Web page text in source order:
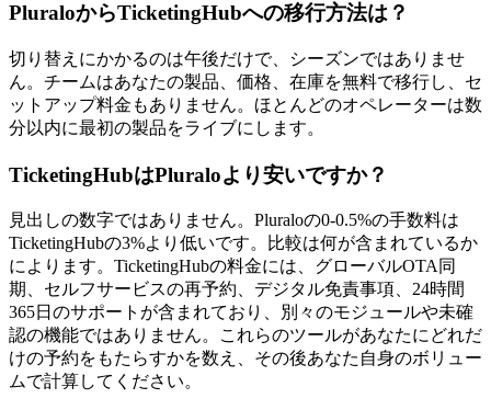
PluraloからTicketingHubへの移行方法は？
切り替えにかかるのは午後だけで、シーズンではありませ
ん。チームはあなたの製品、価格、在庫を無料で移行し、セ
ットアップ料金もありません。ほとんどのオペレーターは数
分以内に最初の製品をライブにします。
TicketingHubはPluraloより安いですか？
見出しの数字ではありません。Pluraloの0-0.5%の手数料は
TicketingHubの3%より低いです。比較は何が含まれているか
によります。TicketingHubの料金には、グローバルOTA同
期、セルフサービスの再予約、デジタル免責事項、24時間
365日のサポートが含まれており、別々のモジュールや未確
認の機能ではありません。これらのツールがあなたにどれだ
けの予約をもたらすかを数え、その後あなた自身のボリュー
ムで計算してください。